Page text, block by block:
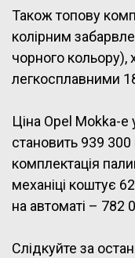
Також топову
колірним
чорного
легкосплавними
Ціна Opel Mokka-e
становить 939
комплектація
механіці коштує
на автоматі – 782
Слідкуйте за